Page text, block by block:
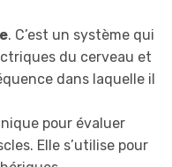
. C’est un système qui
du cerveau et
dans laquelle il
pour évaluer
Elle s’utilise pour